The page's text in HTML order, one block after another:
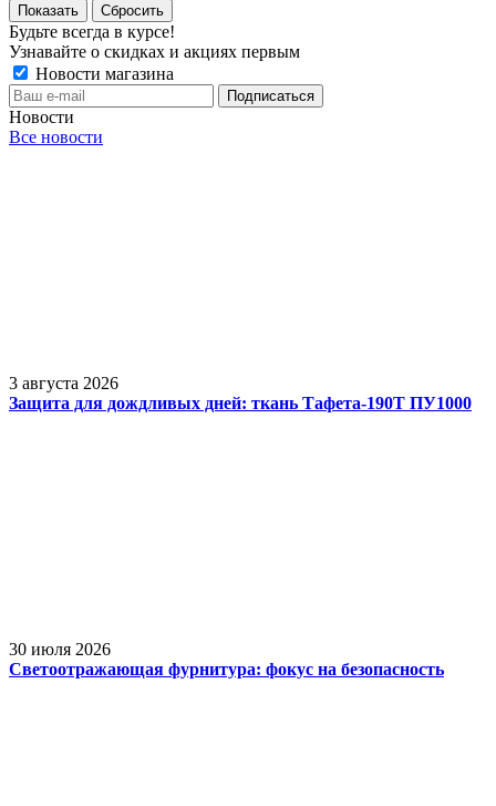
Сбросить
Будьте всегда в курсе!
Узнавайте о скидках и акциях первым
Новости магазина
Новости
Все новости
3 августа 2026
Защита для дождливых дней: ткань Тафета-190Т ПУ1000
30 июля 2026
Светоотражающая фурнитура: фокус на безопасность